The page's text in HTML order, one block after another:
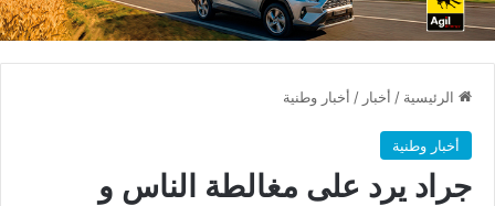
الرئيسية / أخبار / أخبار وطنية
أخبار وطنية
جراد يرد على مغالطة الناس و